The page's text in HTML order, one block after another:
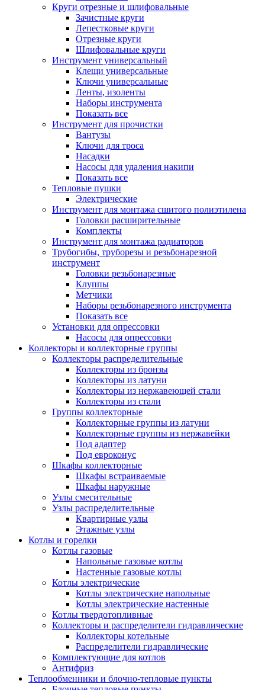
Круги отрезные и шлифовальные
Зачистные круги
Лепестковые круги
Отрезные круги
Шлифовальные круги
Инструмент универсальный
Клещи универсальные
Ключи универсальные
Ленты, изоленты
Наборы инструмента
Показать все
Инструмент для прочистки
Вантузы
Ключи для троса
Насадки
Насосы для удаления накипи
Показать все
Тепловые пушки
Электрические
Инструмент для монтажа сшитого полиэтилена
Головки расширительные
Комплекты
Инструмент для монтажа радиаторов
Трубогибы, труборезы и резьбонарезной
инструмент
Головки резьбонарезные
Клуппы
Метчики
Наборы резьбонарезного инструмента
Показать все
Установки для опрессовки
Насосы для опрессовки
Коллекторы и коллекторные группы
Коллекторы распределительные
Коллекторы из бронзы
Коллекторы из латуни
Коллекторы из нержавеющей стали
Коллекторы из стали
Группы коллекторные
Коллекторные группы из латуни
Коллекторные группы из нержавейки
Под адаптер
Под евроконус
Шкафы коллекторные
Шкафы встраиваемые
Шкафы наружные
Узлы смесительные
Узлы распределительные
Квартирные узлы
Этажные узлы
Котлы и горелки
Котлы газовые
Напольные газовые котлы
Настенные газовые котлы
Котлы электрические
Котлы электрические напольные
Котлы электрические настенные
Котлы твердотопливные
Коллекторы и распределители гидравлические
Коллекторы котельные
Распределители гидравлические
Комплектующие для котлов
Антифриз
Теплообменники и блочно-тепловые пункты